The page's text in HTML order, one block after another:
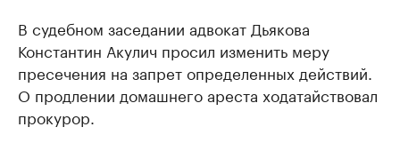
В судебном заседании адвокат Дьякова
Константин Акулич просил изменить меру
пресечения на запрет определенных действий.
О продлении домашнего ареста ходатайствовал
прокурор.